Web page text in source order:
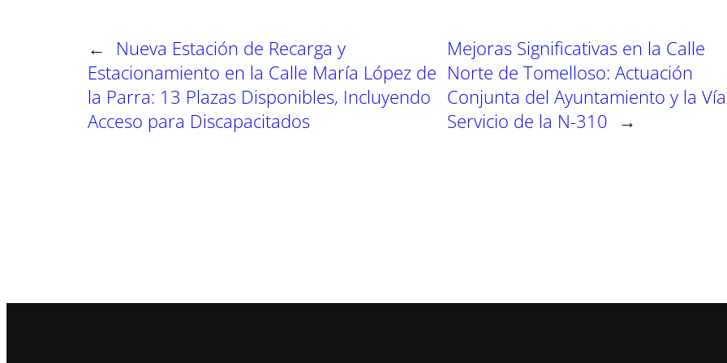
←
Nueva Estación de Recarga y
Estacionamiento en la Calle María López de
la Parra: 13 Plazas Disponibles, Incluyendo
Acceso para Discapacitados
Mejoras Significativas en la Calle
Norte de Tomelloso: Actuación
Conjunta del Ayuntamiento y la
Servicio de la N-310 →